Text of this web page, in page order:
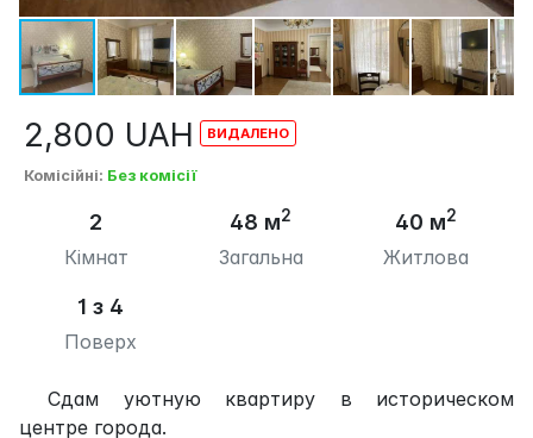
2,800 UAH
Комісійні: Без комісії
2
Кімнат
48 м2
Загальна
40 м2
Житлова
1 з 4
Поверх
Сдам уютную квартиру в историческом
центре города.